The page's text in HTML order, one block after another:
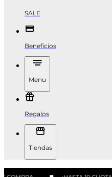
SALE
Beneficios
Menu
Regalos
Tiendas